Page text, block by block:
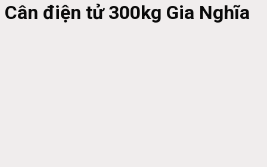
Cân điện tử 300kg Gia Nghĩa